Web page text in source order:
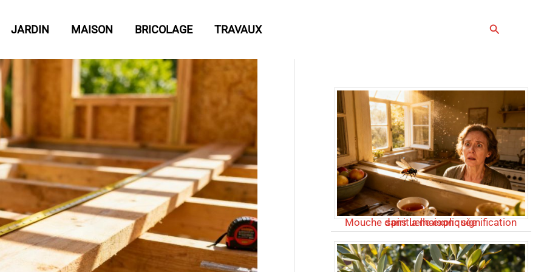
JARDIN MAISON BRICOLAGE TRAVAUX Rechercher
Mouche dans la maison : signification spirituelle expliquée